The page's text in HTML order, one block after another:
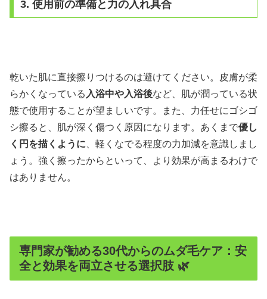
3. 使用前の準備と力の入れ具合
乾いた肌に直接擦りつけるのは避けてください。皮膚が柔
らかくなっている 入浴中や入浴後など、肌が潤っている状
態で使用することが望ましいです。また、力任せにゴシゴ
シ擦ると、肌が深く傷つく原因になります。あくまで優し
く円を描くように 、軽くなでる程度の力加減を意識しまし
ょう。強く擦ったからといって、より効果が高まるわけで
はありません。
専門家が勧める30代からのムダ毛ケア：安
全と効果を両立させる選択肢 🌿